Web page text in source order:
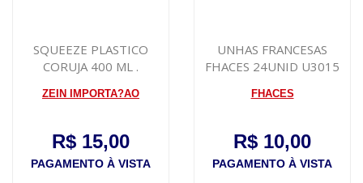
SQUEEZE PLASTICO
CORUJA 400 ML .
ZEIN IMPORTA?AO
R$ 15,00
PAGAMENTO À VISTA
UNHAS FRANCESAS
FHACES 24UNID U3015
FHACES
R$ 10,00
PAGAMENTO À VISTA